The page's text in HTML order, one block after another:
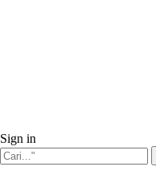
Sign in